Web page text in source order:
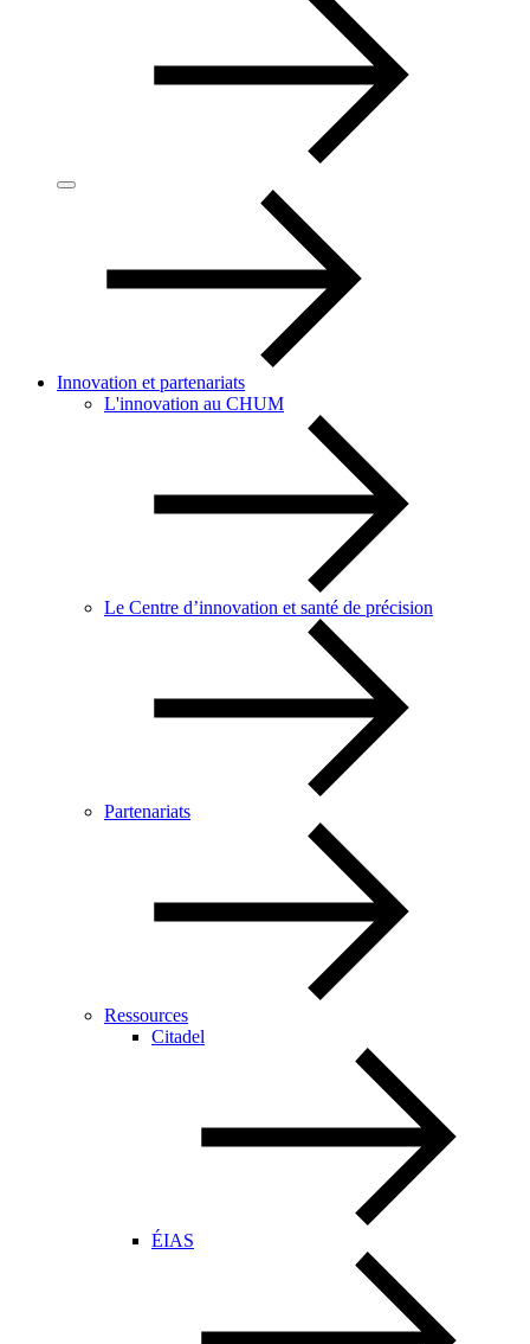
Innovation et partenariats
L'innovation au CHUM
Le Centre d’innovation et santé de précision
Partenariats
Ressources
Citadel
ÉIAS